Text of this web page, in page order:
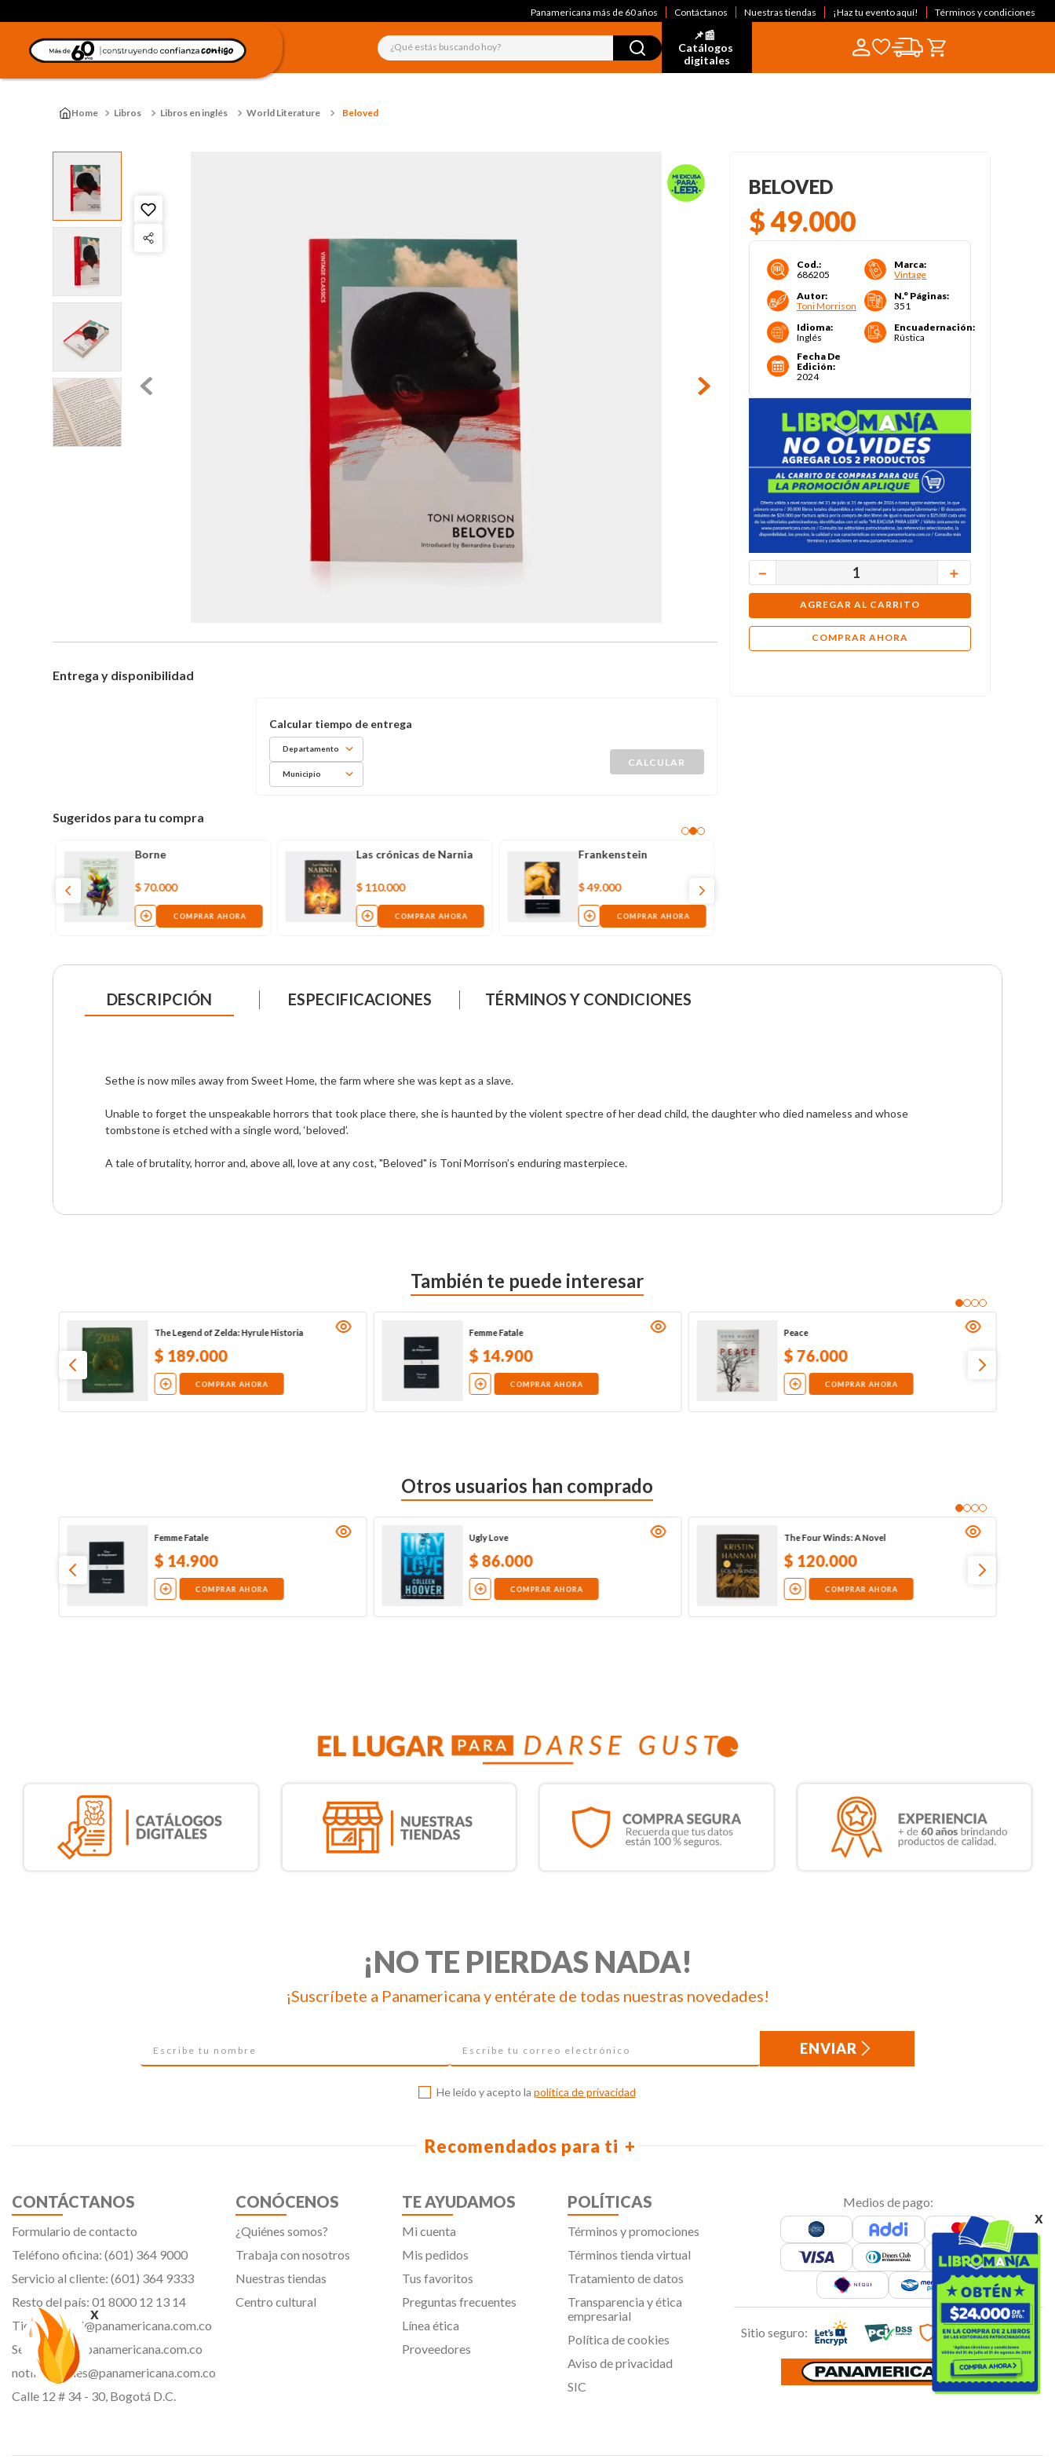
x
x
Panamericana más de 60 años Contáctanos Nuestras tiendas ¡Haz tu evento aquí! Términos y condiciones
¿Qué estás buscando hoy?
📌📰
Catálogos
digitales
Libros Libros en inglés World Literature Beloved
Entrega y disponibilidad
Departamento
Municipio
Sugeridos para tu compra
Borne
$70.000
COMPRAR AHORA
Las crónicas de Narnia
$110.000
COMPRAR AHORA
Frankenstein
$49.000
COMPRAR AHORA
BELOVED
$49.000
Cod.:
686205
Marca:
Vintage
Autor:
Toni Morrison
N.° Páginas:
351
Idioma:
Inglés
Encuadernación:
Rústica
Fecha De
Edición:
2024
＋
－
AGREGAR AL CARRITO
COMPRAR AHORA
DESCRIPCIÓN ESPECIFICACIONES TÉRMINOS Y CONDICIONES
Sethe is now miles away from Sweet Home, the farm where she was kept as a slave.
Unable to forget the unspeakable horrors that took place there, she is haunted by the violent spectre of her dead child, the daughter who died nameless and whose
tombstone is etched with a single word, ‘beloved’.
A tale of brutality, horror and, above all, love at any cost, "Beloved" is Toni Morrison’s enduring masterpiece.
También te puede interesar
The Legend of Zelda: Hyrule Historia
$ 189.000
COMPRAR AHORA
Femme Fatale
$ 14.900
COMPRAR AHORA
Peace
$76.000
COMPRAR AHORA
Otros usuarios han comprado
Femme Fatale
$ 14.900
COMPRAR AHORA
Ugly Love
$86.000
COMPRAR AHORA
The Four Winds: A Novel
$ 120.000
COMPRAR AHORA
¡NO TE PIERDAS NADA!
¡Suscríbete a Panamericana y entérate de todas nuestras novedades!
ENVIAR
He leído y acepto la política de privacidad
Recomendados para ti
CONTÁCTANOS
Formulario de contacto
Teléfono oficina: (601) 364 9000
Servicio al cliente: (601) 364 9333
Resto del país: 01 8000 12 13 14
Tiendavirtual@panamericana.com.co
Servicliente@panamericana.com.co
notificaciones@panamericana.com.co
Calle 12 # 34 - 30, Bogotá D.C.
CONÓCENOS
¿Quiénes somos?
Trabaja con nosotros
Nuestras tiendas
Centro cultural
TE AYUDAMOS
Mi cuenta
Mis pedidos
Tus favoritos
Preguntas frecuentes
Línea ética
Proveedores
POLÍTICAS
Términos y promociones
Términos tienda virtual
Tratamiento de datos
Transparencia y ética
empresarial
Política de cookies
Aviso de privacidad
SIC
Medios de pago:
Sitio seguro: